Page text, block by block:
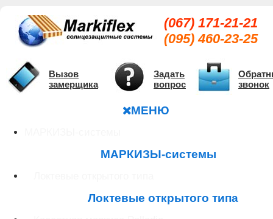
(067) 171-21-21
(095) 460-23-25
Вызов
замерщика
Задать
вопрос
звонок
МЕНЮ
МАРКИЗЫ-системы
Локтевые открытого типа